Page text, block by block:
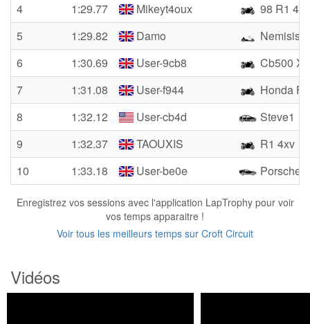
4
1:29.77 Mikeyt4oux
98 R1 4xv
5
1:29.82 Damo
Nemisis
6
1:30.69 User-9cb8
Cb500 X
7
1:31.08 User-f944
Honda
8
1:32.12 User-cb4d
Steve1
9
1:32.37 TAOUXIS
R1 4xv
10
1:33.18 User-be0e Porsche
Enregistrez vos sessions avec l'application LapTrophy pour voir
vos temps apparaitre !
Voir tous les meilleurs temps sur Croft Circuit
Vidéos